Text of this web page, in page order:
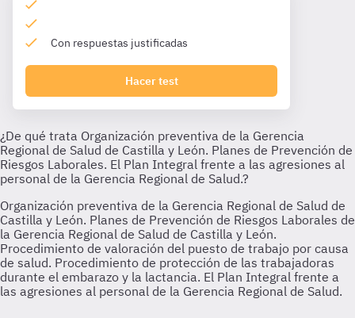
Con respuestas justificadas
Hacer test